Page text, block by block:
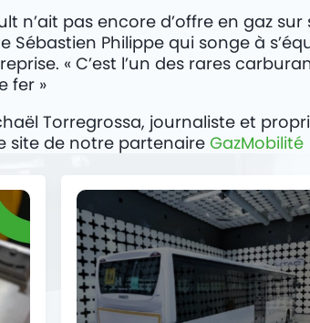
n’ait pas encore d’offre en gaz
Sébastien Philippe qui songe à
« C’est l’un des rares
fer »
Torregrossa, journaliste et
site de notre partenaire GazMobilité